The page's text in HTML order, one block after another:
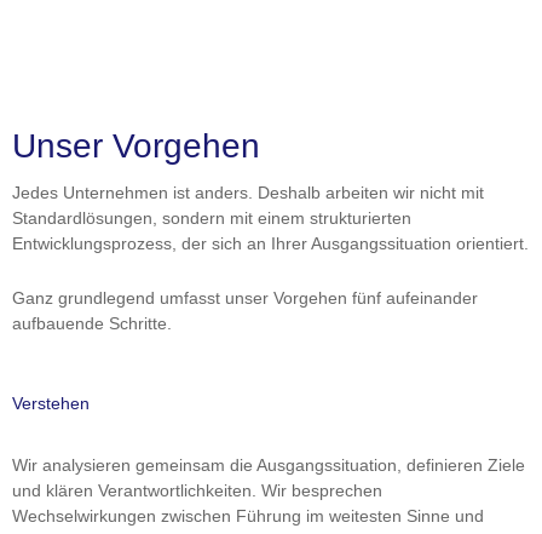
Unser Vorgehen
Jedes Unternehmen ist anders. Deshalb arbeiten wir nicht mit
Standardlösungen, sondern mit einem strukturierten
Entwicklungsprozess, der sich an Ihrer Ausgangssituation orientiert.
Ganz grundlegend umfasst unser Vorgehen fünf aufeinander
aufbauende Schritte.
Verstehen
Wir analysieren gemeinsam die Ausgangssituation, definieren Ziele
und klären Verantwortlichkeiten. Wir besprechen
Wechselwirkungen zwischen Führung im weitesten Sinne und